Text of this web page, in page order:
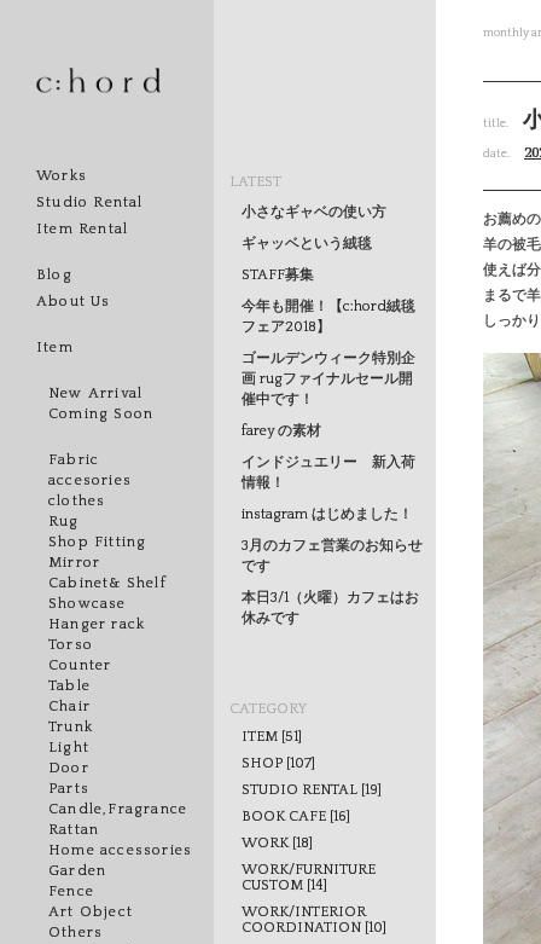
Works
Studio Rental
Item Rental
Blog
About Us
Item
New Arrival
Coming Soon
Fabric
accesories
clothes
Rug
Shop Fitting
Mirror
Cabinet& Shelf
Showcase
Hanger rack
Torso
Counter
Table
Chair
Trunk
Light
Door
Parts
Candle,Fragrance
Rattan
Home accessories
Garden
Fence
Art Object
Others
LATEST
小さなギャベの使い方
ギャッベという絨毯
STAFF募集
今年も開催！【c:hord絨毯
フェア2018】
ゴールデンウィーク特別企
画 rugファイナルセール開
催中です！
farey の素材
インドジュエリー 新入荷
情報！
instagram はじめました！
3月のカフェ営業のお知らせ
です
本日3/1（火曜）カフェはお
休みです
CATEGORY
ITEM [51]
SHOP [107]
STUDIO RENTAL [19]
BOOK CAFE [16]
WORK [18]
WORK/FURNITURE
CUSTOM [14]
WORK/INTERIOR
COORDINATION [10]
monthly
title.
date.
お薦め
羊の被
使えば
まるで
しっか